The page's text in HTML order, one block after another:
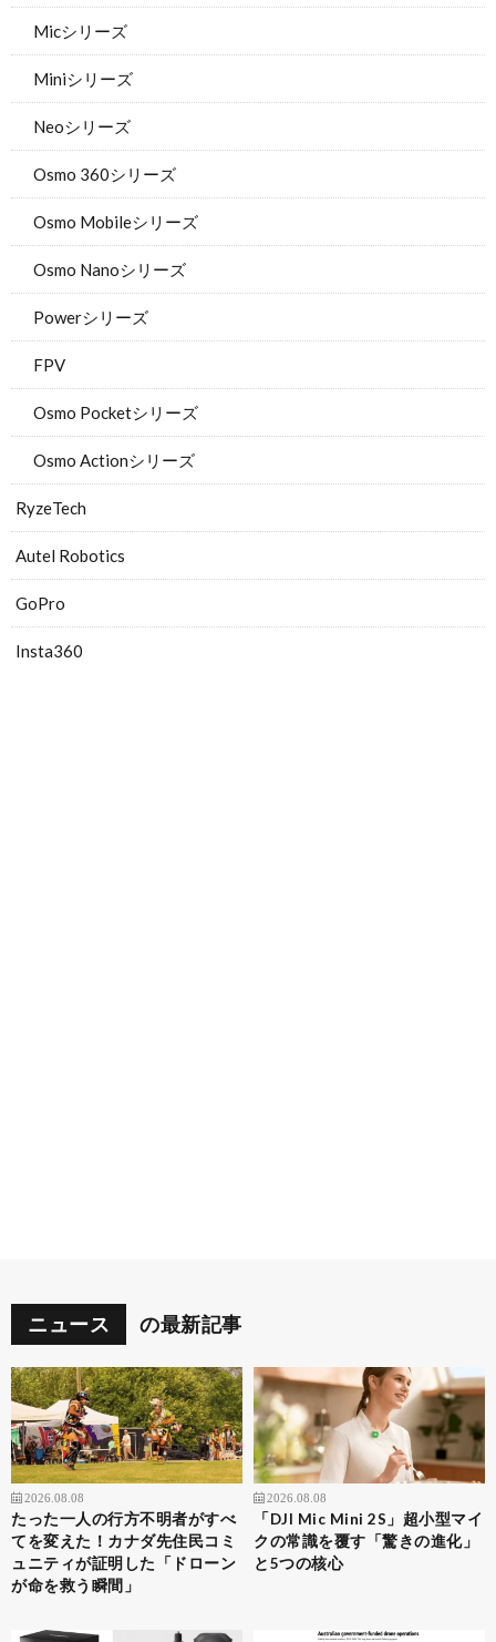
Micシリーズ
Miniシリーズ
Neoシリーズ
Osmo 360シリーズ
Osmo Mobileシリーズ
Osmo Nanoシリーズ
Powerシリーズ
FPV
Osmo Pocketシリーズ
Osmo Actionシリーズ
RyzeTech
Autel Robotics
GoPro
Insta360
ニュース の最新記事
2026.08.08
たった一人の行方不明者がすべ
てを変えた！カナダ先住民コミ
ュニティが証明した「ドローン
が命を救う瞬間」
2026.08.08
「DJI Mic Mini 2S」超小型マイ
クの常識を覆す「驚きの進化」
と5つの核心